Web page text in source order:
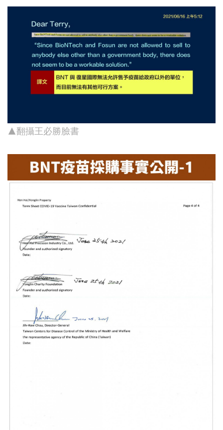
▲翻攝王必勝臉書